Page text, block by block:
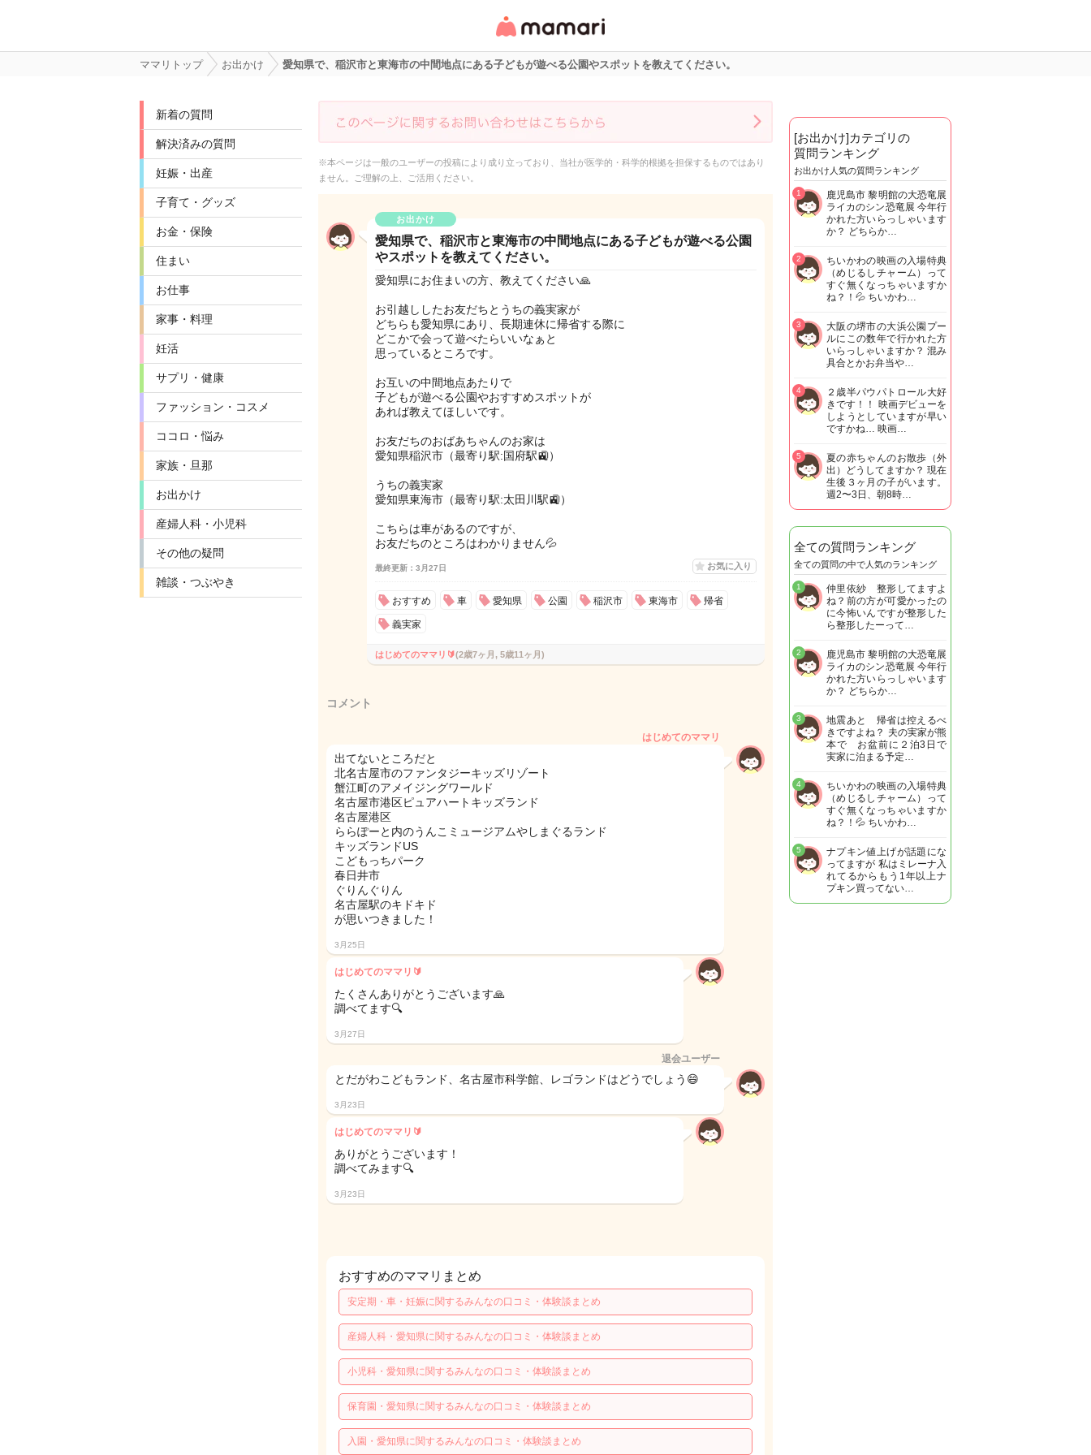
リ・情報サイト
ママリトップ お出かけ 愛知県で、稲沢市と東海市の中間地点にある子どもが遊べる公園やスポットを教えてください。
新着の質問
解決済みの質問
妊娠・出産
子育て・グッズ
お金・保険
住まい
お仕事
家事・料理
妊活
サプリ・健康
ファッション・コスメ
ココロ・悩み
家族・旦那
お出かけ
産婦人科・小児科
その他の疑問
雑談・つぶやき
※本ページは一般のユーザーの投稿により成り立っており、当社が医学的・科学的根拠を担保するものではあり
ません。ご理解の上、ご活用ください。
お出かけ
愛知県で、稲沢市と東海市の中間地点にある子どもが遊べる公園
やスポットを教えてください。
愛知県にお住まいの方、教えてください🙏
お引越ししたお友だちとうちの義実家が
どちらも愛知県にあり、長期連休に帰省する際に
どこかで会って遊べたらいいなぁと
思っているところです。
お互いの中間地点あたりで
子どもが遊べる公園やおすすめスポットが
あれば教えてほしいです。
お友だちのおばあちゃんのお家は
愛知県稲沢市（最寄り駅:国府駅🚉）
うちの義実家
愛知県東海市（最寄り駅:太田川駅🚉）
こちらは車があるのですが、
お友だちのところはわかりません💦
最終更新：3月27日 お気に入り
おすすめ 車 愛知県 公園 稲沢市 東海市 帰省
義実家
はじめてのママリ🔰(2歳7ヶ月, 5歳11ヶ月)
コメント
はじめてのママリ
出てないところだと
北名古屋市のファンタジーキッズリゾート
蟹江町のアメイジングワールド
名古屋市港区ピュアハートキッズランド
名古屋港区
ららぽーと内のうんこミュージアムやしまぐるランド
キッズランドUS
こどもっちパーク
春日井市
ぐりんぐりん
名古屋駅のキドキド
が思いつきました！
3月25日
はじめてのママリ🔰
たくさんありがとうございます🙏
調べてます🔍
3月27日
退会ユーザー
とだがわこどもランド、名古屋市科学館、レゴランドはどうでしょう😄
3月23日
はじめてのママリ🔰
ありがとうございます！
調べてみます🔍
3月23日
おすすめのママリまとめ
安定期・車・妊娠に関するみんなの口コミ・体験談まとめ
産婦人科・愛知県に関するみんなの口コミ・体験談まとめ
小児科・愛知県に関するみんなの口コミ・体験談まとめ
保育園・愛知県に関するみんなの口コミ・体験談まとめ
入園・愛知県に関するみんなの口コミ・体験談まとめ
[お出かけ]カテゴリの
質問ランキング
お出かけ人気の質問ランキング
鹿児島市 黎明館の大恐竜展
ライカのシン恐竜展 今年行
かれた方いらっしゃいます
か？ どちらか…
1
ちいかわの映画の入場特典
（めじるしチャーム）って
すぐ無くなっちゃいますか
ね？！💦 ちいかわ…
2
大阪の堺市の大浜公園プー
ルにこの数年で行かれた方
いらっしゃいますか？ 混み
具合とかお弁当や…
3
２歳半パウパトロール大好
きです！！ 映画デビューを
しようとしていますが早い
ですかね… 映画…
4
夏の赤ちゃんのお散歩（外
出）どうしてますか？ 現在
生後３ヶ月の子がいます。
週2〜3日、朝8時…
5
全ての質問ランキング
全ての質問の中で人気のランキング
仲里依紗 整形してますよ
ね？前の方が可愛かったの
に今怖いんですが整形した
ら整形したーって…
1
鹿児島市 黎明館の大恐竜展
ライカのシン恐竜展 今年行
かれた方いらっしゃいます
か？ どちらか…
2
地震あと 帰省は控えるべ
きですよね？ 夫の実家が熊
本で お盆前に２泊3日で
実家に泊まる予定…
3
ちいかわの映画の入場特典
（めじるしチャーム）って
すぐ無くなっちゃいますか
ね？！💦 ちいかわ…
4
ナプキン値上げが話題にな
ってますが 私はミレーナ入
れてるからもう1年以上ナ
プキン買ってない…
5